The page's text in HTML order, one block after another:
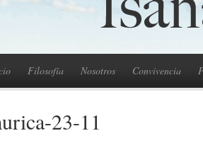
Filosofía Nosotros Convivencia
23-11